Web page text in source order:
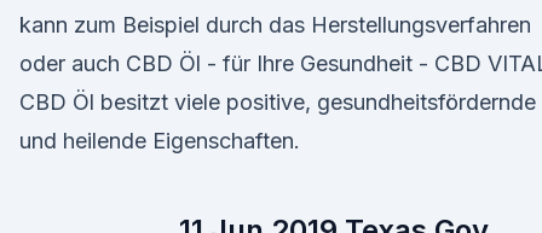
kann zum Beispiel durch das Herstellungsverfahren
oder auch CBD Öl - für Ihre Gesundheit - CBD
CBD Öl besitzt viele positive, gesundheitsfördernde
und heilende Eigenschaften.